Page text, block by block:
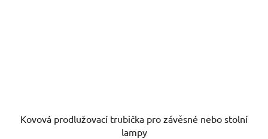
Kovová prodlužovací trubička pro závěsné nebo stolní
lampy